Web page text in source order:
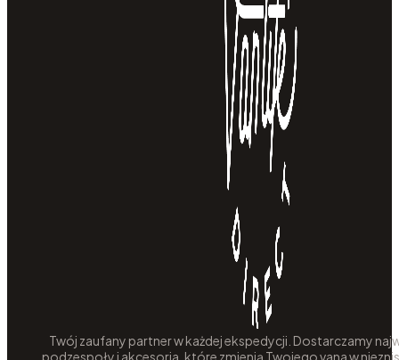
Twój zaufany partner w każdej ekspedycji. Dostarczamy
podzespoły i akcesoria, które zmienią Twojego vana w